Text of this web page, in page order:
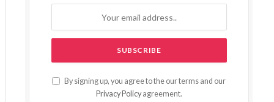
By signing up, you agree to the our terms and our
Privacy Policyagreement.